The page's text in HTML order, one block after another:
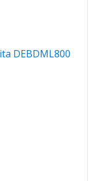
DEBDML800